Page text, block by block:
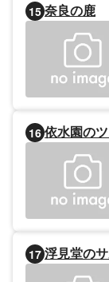
15 奈良の鹿
16 依水園の
17 浮見堂の